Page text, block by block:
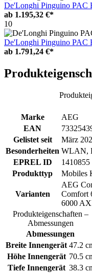
De'Longhi Pinguino PAC
ab 1.195,32 €*
10
De'Longhi Pinguino PAC
ab 1.791,24 €*
Marke
AEG
EAN
Gelistet seit
März
Besonderheiten WLAN,
EPREL ID
1410855
Produkttyp
Mobiles
Varianten
AEG
Comfort
6000
Produkteigenschaften –
Abmessungen
Abmessungen
Breite Innengerät 47.2
Höhe Innengerät 70.5
Tiefe Innengerät 38.3